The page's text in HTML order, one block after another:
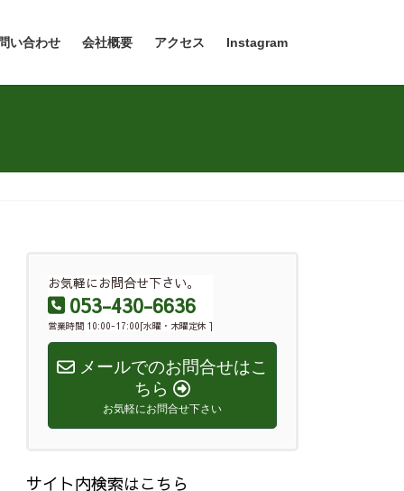
い合わせ 会社概要 アクセス Instagram
お気軽にお問合せ下さい。
053-430-6636
営業時間 10:00-17:00[水曜・木曜定休 ]
メールでのお問合せはこ
ちら
お気軽にお問合せ下さい
サイト内検索はこちら